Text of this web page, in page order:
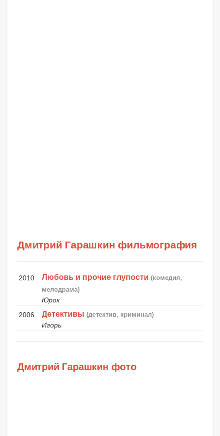
Дмитрий Гарашкин фильмография
2010 Любовь и прочие глупости (комедия,
мелодрама)
Юрок
2006
Детективы (детектив, криминал)
Игорь
Дмитрий Гарашкин фото